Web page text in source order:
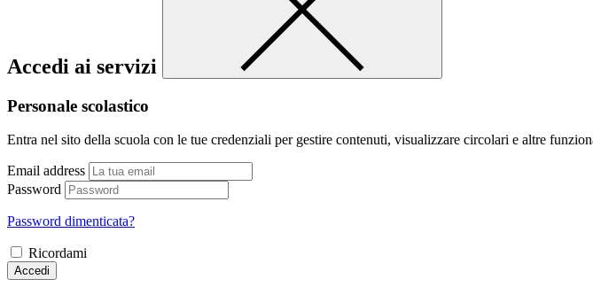
Accedi ai servizi
Personale scolastico
Entra nel sito della scuola con le tue credenziali per gestire contenuti, visualizzare circolari e altre
Email address
Password
Password dimenticata?
Ricordami
Accedi